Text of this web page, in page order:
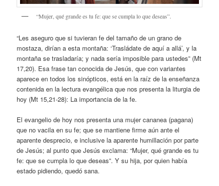
“Mujer, qué grande es tu fe: que se cumpla lo que deseas”.
“Les aseguro que si tuvieran fe del tamaño de un grano de
mostaza, dirían a esta montaña: ‘Trasládate de aquí a allá’, y la
montaña se trasladaría; y nada sería imposible para ustedes” (Mt
17,20). Esa frase tan conocida de Jesús, que con variantes
aparece en todos los sinópticos, está en la raíz de la enseñanza
contenida en la lectura evangélica que nos presenta la liturgia de
hoy (Mt 15,21-28): La importancia de la fe.
El evangelio de hoy nos presenta una mujer cananea (pagana)
que no vacila en su fe; que se mantiene firme aún ante el
aparente desprecio, e inclusive la aparente humillación por parte
de Jesús; al punto que Jesús exclama: “Mujer, qué grande es tu
fe: que se cumpla lo que deseas”. Y su hija, por quien había
estado pidiendo, quedó sana.